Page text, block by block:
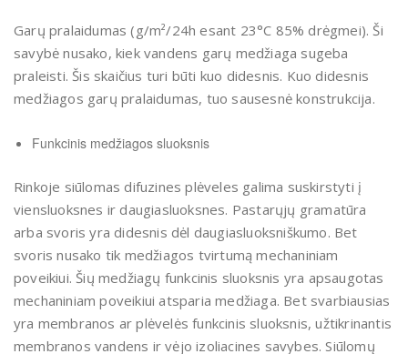
Garų pralaidumas (g/m²/24h esant 23°C 85% drėgmei). Ši
savybė nusako, kiek vandens garų medžiaga sugeba
praleisti. Šis skaičius turi būti kuo didesnis. Kuo didesnis
medžiagos garų pralaidumas, tuo sausesnė konstrukcija.
Funkcinis medžiagos sluoksnis
Rinkoje siūlomas difuzines plėveles galima suskirstyti į
viensluoksnes ir daugiasluoksnes. Pastarųjų gramatūra
arba svoris yra didesnis dėl daugiasluoksniškumo. Bet
svoris nusako tik medžiagos tvirtumą mechaniniam
poveikiui. Šių medžiagų funkcinis sluoksnis yra apsaugotas
mechaniniam poveikiui atsparia medžiaga. Bet svarbiausias
yra membranos ar plėvelės funkcinis sluoksnis, užtikrinantis
membranos vandens ir vėjo izoliacines savybes. Siūlomų